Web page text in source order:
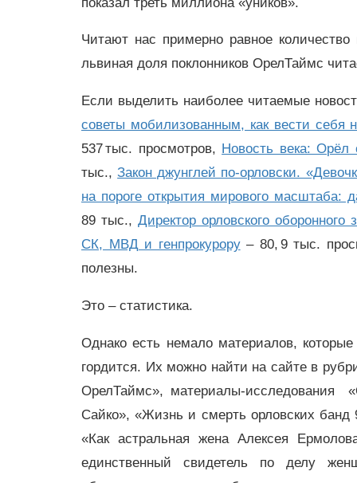
Читают нас примерно равное
львиная доля поклонников ОрелТаймс
Если выделить наиболее читаемые
советы мобилизованным, как вести себя
537 тыс. просмотров, Новость века: Орёл
тыс.,Закон джунглей по-орловски.
на пороге открытия мирового
89 тыс.,Директор орловского
СК, МВД и генпрокурору– 80, 9 тыс.
полезны.
Это – статистика.
Однако есть немало материалов,
гордится. Их можно найти на сайте в
ОрелТаймс», материалы-исследования
Сайко», «Жизнь и смерть орловских
«Как астральная жена Алексея
единственный свидетель по делу